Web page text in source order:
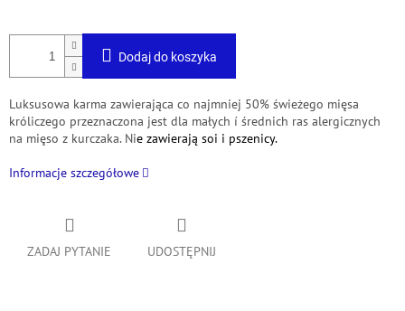
Dodaj do koszyka
Luksusowa karma zawierająca co najmniej 50% świeżego mięsa
króliczego przeznaczona jest dla małych í średnich ras alergicznych
na mięso z kurczaka.Nie zawierają soi i pszenicy.
Informacje szczegółowe
ZADAJ PYTANIE UDOSTĘPNIJ